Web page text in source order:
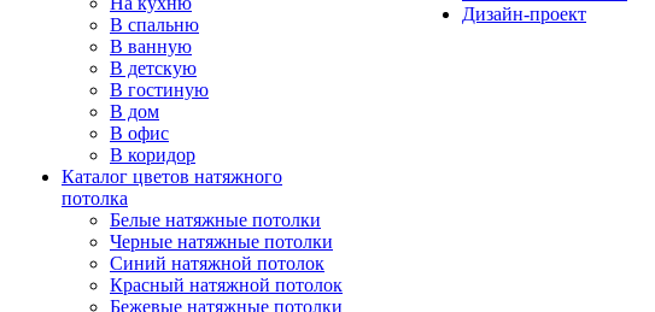
В спальню
В ванную
В детскую
В гостиную
В дом
В офис
В коридор
Каталог цветов натяжного
потолка
Белые натяжные потолки
Черные натяжные потолки
Синий натяжной потолок
Красный натяжной потолок
Бежевые натяжные потолки
Дизайн-проект